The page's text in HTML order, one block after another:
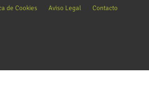
de Cookies Aviso Legal Contacto